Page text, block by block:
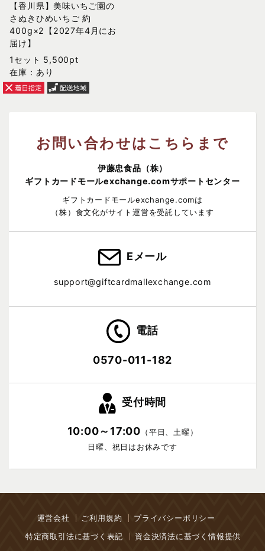
【香川県】美味いちご園の
さぬきひめいちご 約
400g×2【2027年4月にお
届け】
1セット 5,500pt
在庫：あり
お問い合わせはこちらまで
伊藤忠食品（株）
ギフトカードモールexchange.comサポートセンター
ギフトカードモールexchange.comは
（株）食文化がサイト運営を受託しています
Eメール
support@giftcardmallexchange.com
電話
0570-011-182
受付時間
10:00～17:00 （平日、土曜）
日曜、祝日はお休みです
運営会社 ご利用規約
プライバシーポリシー
特定商取引法に基づく表記
資金決済法に基づく情報提供